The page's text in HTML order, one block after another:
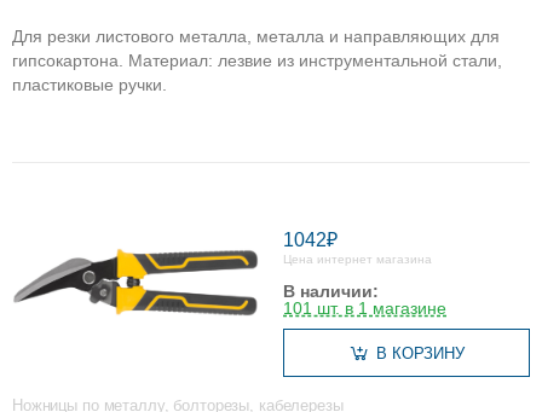
Для резки листового металла, металла и направляющих для
гипсокартона. Материал: лезвие из инструментальной стали,
пластиковые ручки.
1042₽
Цена интернет магазина
В наличии:
101 шт. в 1 магазине
В КОРЗИНУ
Ножницы по металлу, болторезы, кабелерезы